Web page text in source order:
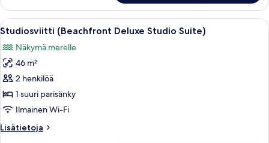
Bedroom
Condo
Avaa
kaikki
huonetyypin
Studiosviitti
(Beachfront
Deluxe
Studio
kuvat
Moderni kylpyhuone, jossa on
6
Studiosviitti (Beachfront Deluxe Studio Suite)
Näkymä merelle
46 m²
2 henkilöä
1 suuri parisänky
Ilmainen Wi-Fi
Lisätietoja
Lisätietoja